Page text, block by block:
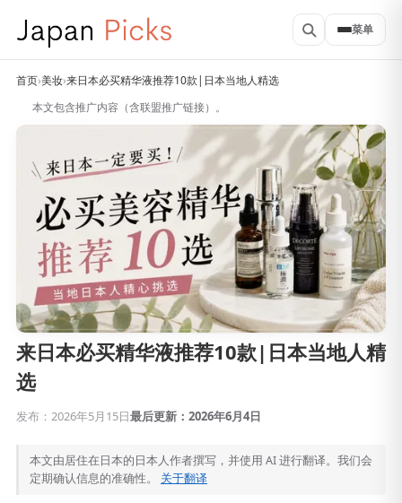
菜单
首页›美妆›来日本必买精华液推荐10款|日本当地人精选
本文包含推广内容（含联盟推广链接）。
来日本必买精华液推荐10款|日本当地人精
选
发布：2026年5月15日最后更新：2026年6月4日
本文由居住在日本的日本人作者撰写，并使用 AI 进行翻译。我们会
定期确认信息的准确性。 关于翻译